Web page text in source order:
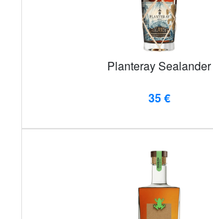
Planteray Sealander
35 €